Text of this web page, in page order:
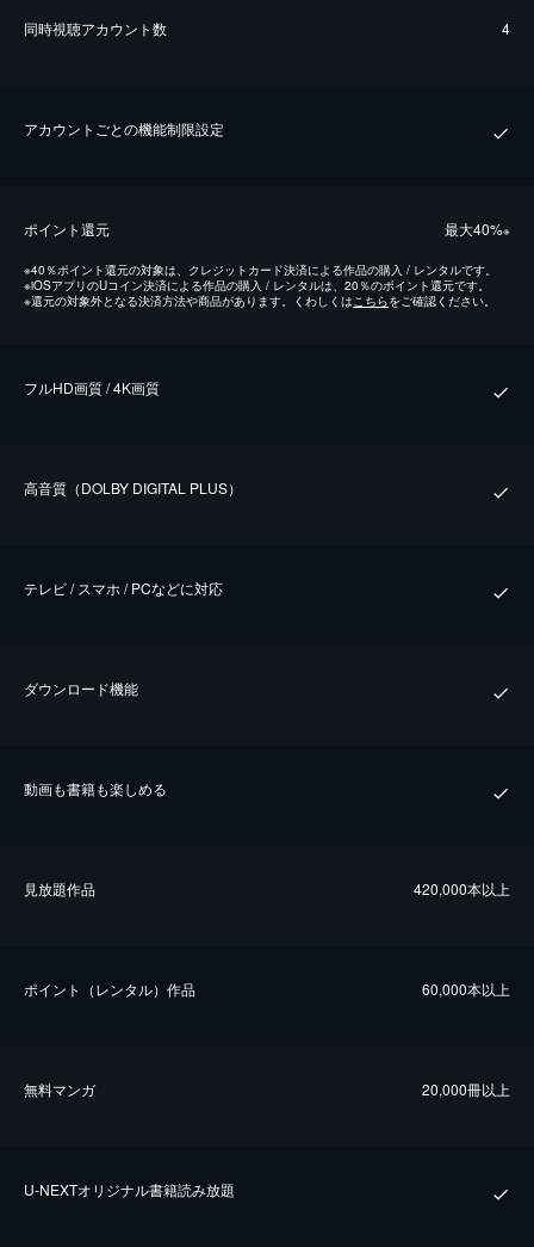
同時視聴アカウント数 4
アカウントごとの機能制限設定
ポイント還元 最⼤40%※
※40％ポイント還元の対象は、クレジットカード決済による作品の購入 / レンタルです。
※iOSアプリのUコイン決済による作品の購入 / レンタルは、20％のポイント還元です。
※還元の対象外となる決済方法や商品があります。くわしくはこちらをご確認ください。
フルHD画質 / 4K画質
⾼⾳質（DOLBY DIGITAL PLUS）
テレビ / スマホ / PCなどに対応
ダウンロード機能
動画も書籍も楽しめる
⾒放題作品 420,000本以上
ポイント（レンタル）作品 60,000本以上
無料マンガ 20,000冊以上
U-NEXTオリジナル書籍読み放題